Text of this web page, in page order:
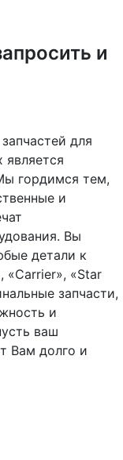
и
для
гордимся тем,
и
Вы
детали к
«Carrier», «Star
запчасти,
и
ваш
Вам долго и